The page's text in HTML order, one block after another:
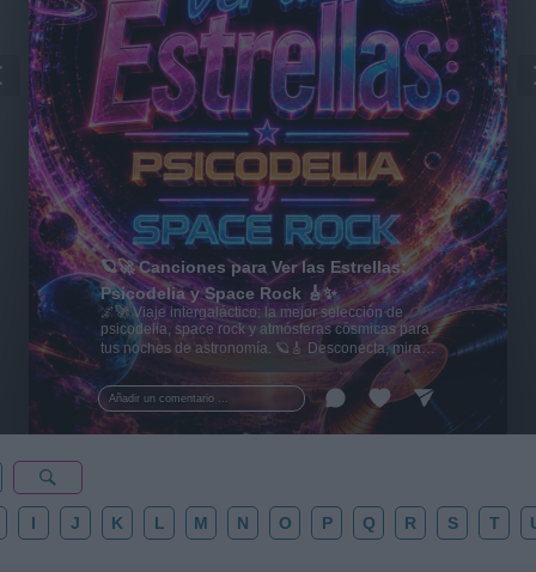
Añadir un comentario ...
🪐🚀 Canciones para Ver las Estrellas:
Psicodelia y Space Rock 🎸✨
🌌🚀 Viaje intergaláctico: la mejor selección de
psicodelia, space rock y atmósferas cósmicas para
tus noches de astronomía. 🪐🎸 Desconecta, mira
al firmamento y siente la gravedad cero. 💾 ¡Guarda
esta colección para tu próxima noche estrellada!
✨⭐
I J K L M N O P Q R S T